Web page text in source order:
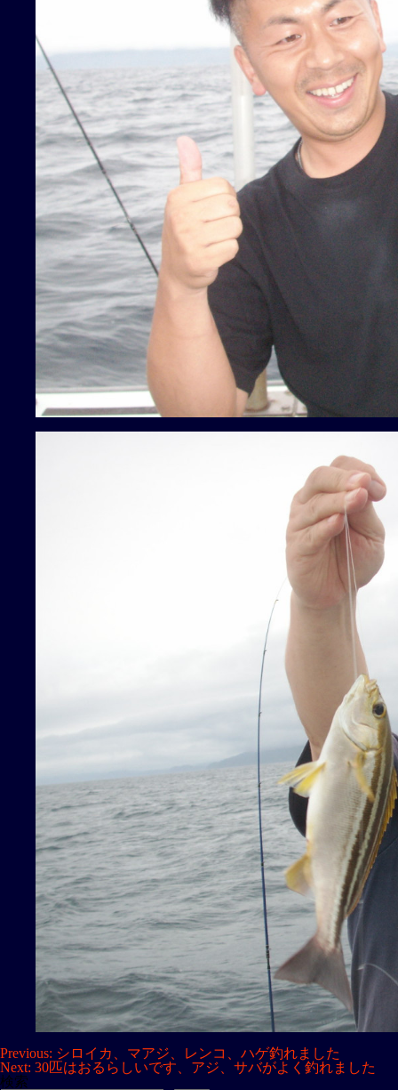
投
稿
Previous: シロイカ、マアジ、レンコ、ハゲ釣れました
Next: 30匹はおるらしいです、アジ、サバがよく釣れました
検索